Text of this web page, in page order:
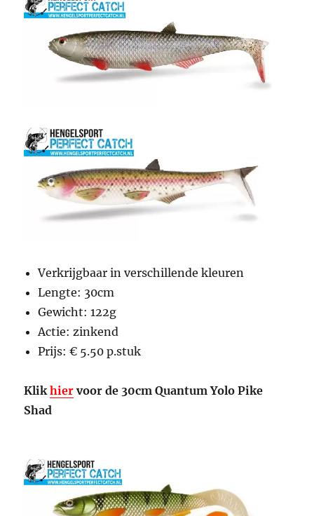
Verkrijgbaar in verschillende kleuren
Lengte: 30cm
Gewicht: 122g
Actie: zinkend
Prijs: € 5.50 p.stuk
Klikhier voor de 30cm Quantum Yolo Pike
Shad